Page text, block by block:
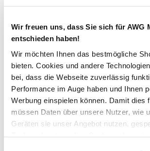
Wir freuen uns, dass Sie sich für AWG
entschieden haben!
Wir möchten Ihnen das bestmögliche
bieten. Cookies und andere
bei, dass die Webseite zuverlässig
Performance im Auge haben und Ihnen
Werbung einspielen können. Damit dies
müssen Daten über unsere Nutzer, wie
Geräten sie unser Angebot nutzen,
Zur Wunschliste
Jim Spencer Herren Bio Retro Pants 2er
bequeme Bio Slips von Jim Spencer
im praktischen 2er Pack
mit breitem Gummizugbund